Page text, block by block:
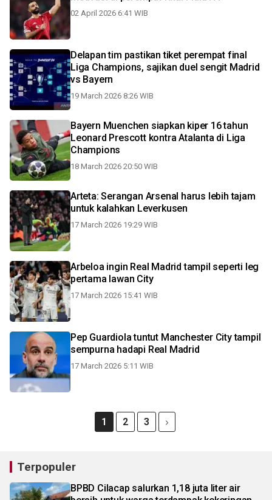
02 April 2026 6:41 WIB
Delapan tim pastikan tiket perempat final
Liga Champions, sajikan duel sengit Madrid
vs Bayern
19 March 2026 8:26 WIB
Bayern Muenchen siapkan kiper 16 tahun
Leonard Prescott kontra Atalanta di Liga
Champions
18 March 2026 20:50 WIB
Arteta: Serangan Arsenal harus lebih tajam
untuk kalahkan Leverkusen
17 March 2026 19:29 WIB
Arbeloa ingin Real Madrid tampil seperti leg
pertama lawan City
17 March 2026 15:41 WIB
Pep Guardiola tuntut Manchester City tampil
sempurna hadapi Real Madrid
17 March 2026 5:11 WIB
1 2 3
Terpopuler
BPBD Cilacap salurkan 1,18 juta liter air